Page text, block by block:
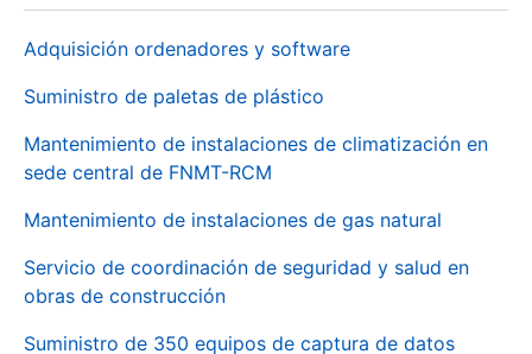
Adquisición ordenadores y software
Suministro de paletas de plástico
Mantenimiento de instalaciones de climatización en
sede central de FNMT-RCM
Mantenimiento de instalaciones de gas natural
Servicio de coordinación de seguridad y salud en
obras de construcción
Suministro de 350 equipos de captura de datos